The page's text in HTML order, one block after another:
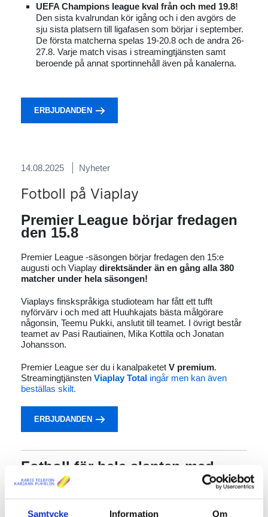
Samtycke Information Om
UEFA Champions league kval från och med 19.8!
Den sista kvalrundan kör igång och i den avgörs de
sju sista platsern till ligafasen som börjar i september.
De första matcherna spelas 19-20.8 och de andra 26-
27.8. Varje match visas i streamingtjänsten samt
beroende på annat sportinnehåll även på kanalerna.
ERBJUDANDEN
14.08.2025 Nyheter
Fotboll på Viaplay
Premier League börjar fredagen
den 15.8
Premier League -säsongen börjar fredagen den 15:e
augusti och Viaplay direktsänder än en gång alla 380
matcher under hela säsongen!
Viaplays finskspråkiga studioteam har fått ett tufft
nyförvärv i och med att Huuhkajats bästa målgörare
någonsin, Teemu Pukki, anslutit till teamet. I övrigt består
teamet av Pasi Rautiainen, Mika Kottila och Jonatan
Johansson.
Premier League ser du i kanalpaketet V premium.
Streamingtjänsten Viaplay Total ingår men kan även
beställas skilt.
ERBJUDANDEN
Fotboll för hela slanten med
Viaplay Medium
Bundesliga, UEFA Europa League och UEFA Europa